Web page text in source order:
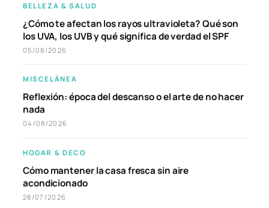
BELLEZA & SALUD
¿Cómo te afectan los rayos ultravioleta? Qué son
los UVA, los UVB y qué significa de verdad el SPF
05/08/2026
MISCELÁNEA
Reflexión: época del descanso o el arte de no hacer
nada
04/08/2026
HOGAR & DECO
Cómo mantener la casa fresca sin aire
acondicionado
28/07/2026